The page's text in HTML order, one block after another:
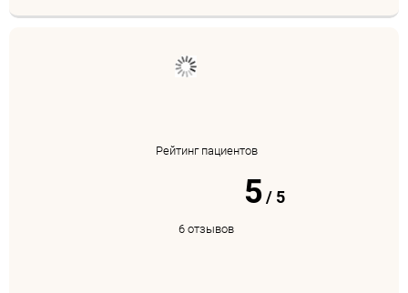
Рейтинг пациентов
5/5
6 отзывов